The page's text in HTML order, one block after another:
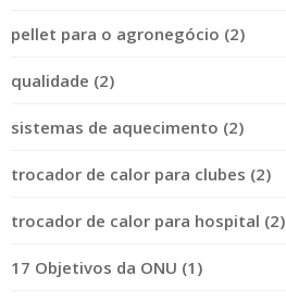
pellet para o agronegócio (2)
qualidade (2)
sistemas de aquecimento (2)
trocador de calor para clubes (2)
trocador de calor para hospital (2)
17 Objetivos da ONU (1)